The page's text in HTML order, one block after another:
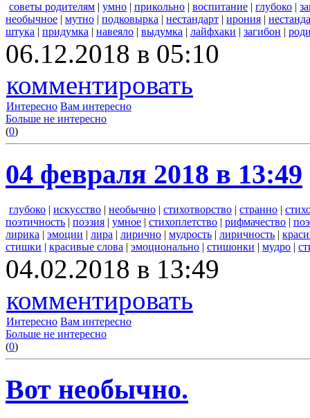
советы родителям | умно | прикольно | воспитание | глубоко |
необычное | мутно | подковырка | нестандарт | ирония |
штука | придумка | навеяло | выдумка | лайфхаки | загибон |
06.12.2018 в 05:10
комментировать
Интересно Вам интересно
Больше не интересно
(0)
04 февраля 2018 в 13:49
глубоко | искусство | необычно | стихотворство | странно |
поэтичность | поэзия | умное | стихоплетство | рифмачество |
лирика | эмоции | лира | лирично | мудрость | лиричность |
стишки | красивые слова | эмоционально | стишонки | мудро |
04.02.2018 в 13:49
комментировать
Интересно Вам интересно
Больше не интересно
(0)
Вот необычно.